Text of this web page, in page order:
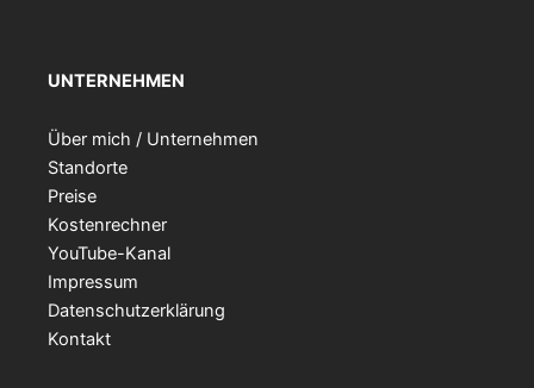
UNTERNEHMEN
Über mich / Unternehmen
Standorte
Preise
Kostenrechner
YouTube-Kanal
Impressum
Datenschutzerklärung
Kontakt